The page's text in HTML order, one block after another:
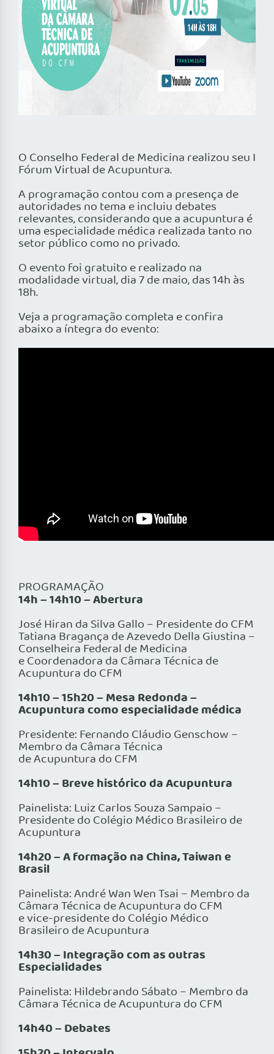
O Conselho Federal de Medicina realizou seu I
Fórum Virtual de Acupuntura.
A programação contou com a presença de
autoridades no tema e incluiu debates
relevantes, considerando que a acupuntura é
uma especialidade médica realizada tanto no
setor público como no privado.
O evento foi gratuito e realizado na
modalidade virtual, dia 7 de maio, das 14h às
18h.
Veja a programação completa e confira
abaixo a íntegra do evento:
PROGRAMAÇÃO
14h – 14h10 – Abertura
José Hiran da Silva Gallo – Presidente do CFM
Tatiana Bragança de Azevedo Della Giustina –
Conselheira Federal de Medicina
e Coordenadora da Câmara Técnica de
Acupuntura do CFM
14h10 – 15h20 – Mesa Redonda –
Acupuntura como especialidade médica
Presidente: Fernando Cláudio Genschow –
Membro da Câmara Técnica
de Acupuntura do CFM
14h10 – Breve histórico da Acupuntura
Painelista: Luiz Carlos Souza Sampaio –
Presidente do Colégio Médico Brasileiro de
Acupuntura
14h20 – A formação na China, Taiwan e
Brasil
Painelista: André Wan Wen Tsai – Membro da
Câmara Técnica de Acupuntura do CFM
e vice-presidente do Colégio Médico
Brasileiro de Acupuntura
14h30 – Integração com as outras
Especialidades
Painelista: Hildebrando Sábato – Membro da
Câmara Técnica de Acupuntura do CFM
14h40 – Debates